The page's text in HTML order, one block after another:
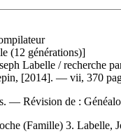
(12 générations)]
Labelle / recherche
[2014]. — vii, 370
— Révision de :
(Famille) 3. Labelle,